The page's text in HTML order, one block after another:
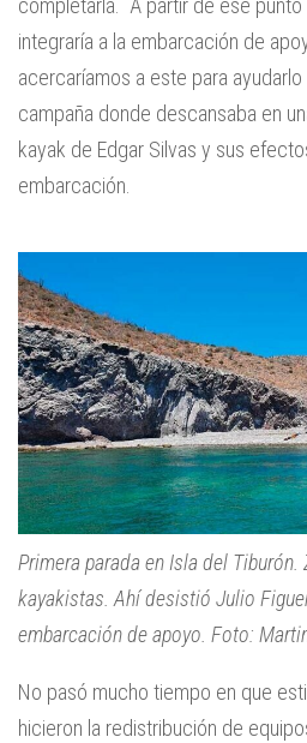
completarla. A partir de ese punto
integraría a la embarcación de
acercaríamos a este para
campaña donde descansaba en
kayak de Edgar Silvas y sus
embarcación.
Primera parada en Isla del
kayakistas. Ahí desistió Julio
embarcación de apoyo. Foto:
No pasó mucho tiempo en que
hicieron la redistribución de